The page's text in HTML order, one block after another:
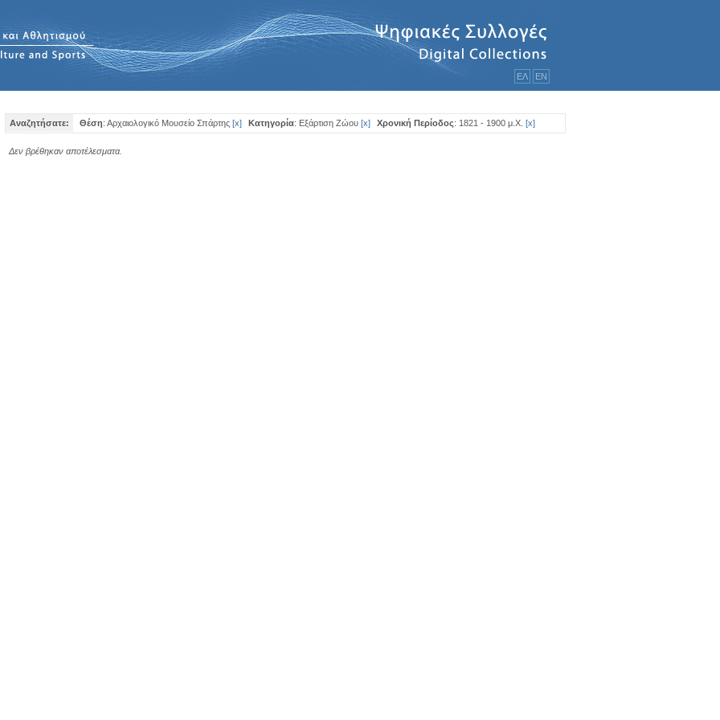
ΕΛ ΕΝ
Αναζητήσατε: Θέση: Αρχαιολογικό Μουσείο Σπάρτης [x] Κατηγορία: Εξάρτιση Ζώου [x] Χρονική Περίοδος: 1821 - 1900 μ.Χ. [x]
Δεν βρέθηκαν αποτέλεσματα.